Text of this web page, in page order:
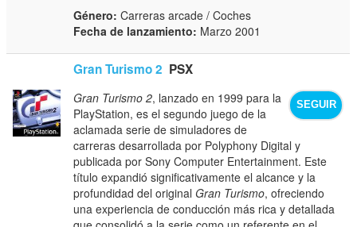
Género: Carreras arcade / Coches
Fecha de lanzamiento: Marzo 2001
Gran Turismo 2 PSX
SEGUIR
Gran Turismo 2, lanzado en 1999 para la
PlayStation, es el segundo juego de la
aclamada serie de simuladores de
carreras desarrollada por Polyphony Digital y
publicada por Sony Computer Entertainment. Este
título expandió significativamente el alcance y la
profundidad del originalGran Turismo, ofreciendo
una experiencia de conducción más rica y detallada